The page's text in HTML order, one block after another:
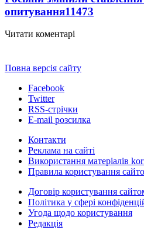
опитування11473
Читати коментарі
Повна версія сайту
Facebook
Twitter
RSS-стрічки
E-mail розсилка
Контакти
Реклама на сайті
Використання матеріалів
Правила користування
Договір користування
Політика у сфері
Угода щодо користування
Редакція